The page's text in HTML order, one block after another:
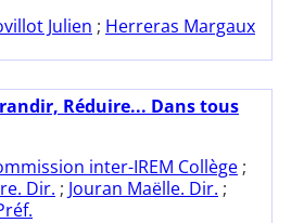
Julien ; Herreras Margaux
Réduire... Dans tous
inter-IREM Collège ;
Dir. ; Jouran Maëlle. Dir. ;